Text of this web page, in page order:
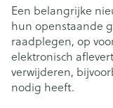
Een belangrijke
hun openstaande
raadplegen, op
elektronisch
verwijderen,
nodig heeft.